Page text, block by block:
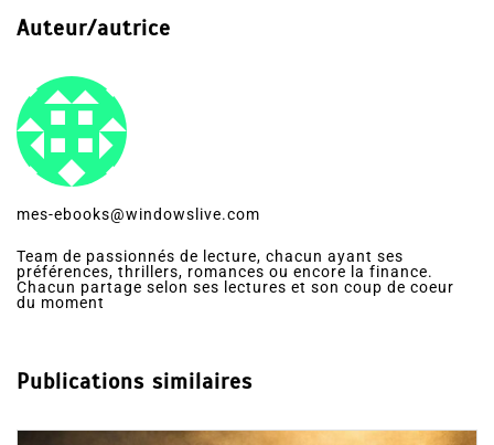
Auteur/autrice
mes-ebooks@windowslive.com
Team de passionnés de lecture, chacun ayant ses
préférences, thrillers, romances ou encore la finance.
Chacun partage selon ses lectures et son coup de coeur
du moment
Publications similaires